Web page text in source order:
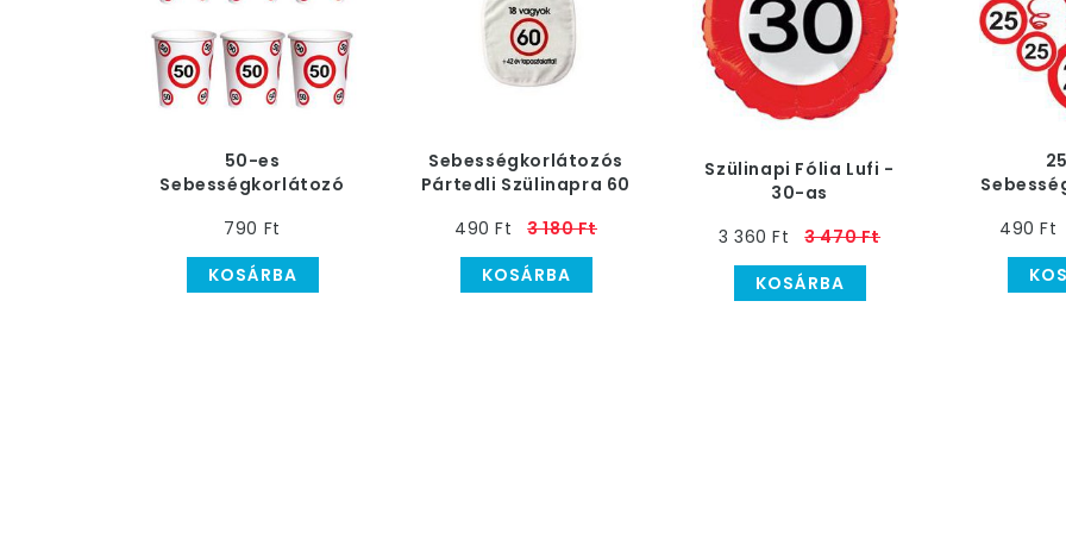
50-es
Sebességkorlátozó
Parti Pohár, 250 ml, 6
db
790 Ft
KOSÁRBA
Sebességkorlátozós
Pártedli Szülinapra 60
490 Ft
3 180 Ft
KOSÁRBA
Szülinapi Fólia Lufi -
30-as
46 cm
3 360 Ft
3 470 Ft
KOSÁRBA
490 Ft